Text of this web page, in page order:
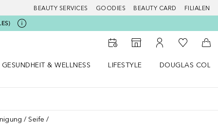
BEAUTY SERVICES GOODIES BEAUTY CARD FILIALEN
Zum Storefinder
Zu Meinem
Zu Meiner
GESUNDHEIT & WELLNESS
LIFESTYLE
DOUGLAS
Seife